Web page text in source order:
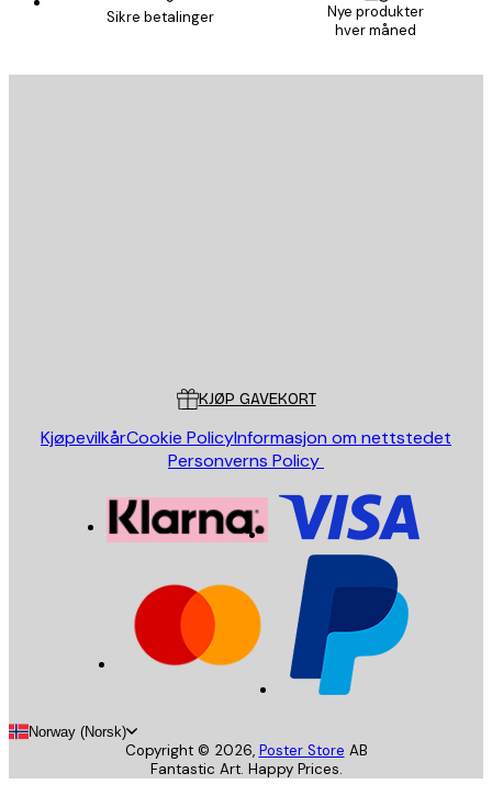
Sikre betalinger
Nye produkter
hver måned
KJØP GAVEKORT
KjøpevilkårCookie PolicyInformasjon om nettstedet
Personverns Policy
Norway (Norsk)
Copyright © 2026, Poster Store AB
Fantastic Art. Happy Prices.